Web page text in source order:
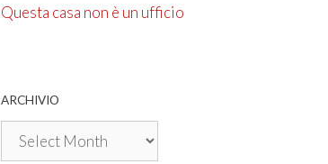
Questa casa non è un ufficio
ARCHIVIO
Archivio